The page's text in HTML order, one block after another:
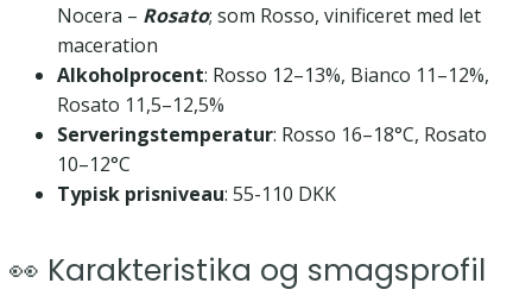
Nocera – Rosato; som Rosso, vinificeret med let
maceration
Alkoholprocent: Rosso 12–13%, Bianco 11–12%,
Rosato 11,5–12,5%
Serveringstemperatur: Rosso 16–18°C, Rosato
10–12°C
Typisk prisniveau: 55-110 DKK
👀 Karakteristika og smagsprofil